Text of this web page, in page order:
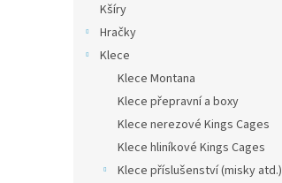
Kšíry
Hračky
Klece
Klece Montana
Klece přepravní a boxy
Klece nerezové Kings Cages
Klece hliníkové Kings Cages
Klece příslušenství (misky atd.)